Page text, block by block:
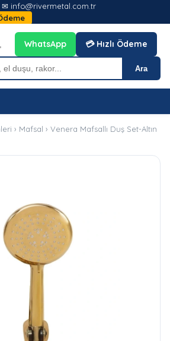
✉ info@rivermetal.com.tr
Ara
WhatsApp 💳 Hızlı Ödeme
› Mafsal › Venera Mafsallı Duş Set-Altın